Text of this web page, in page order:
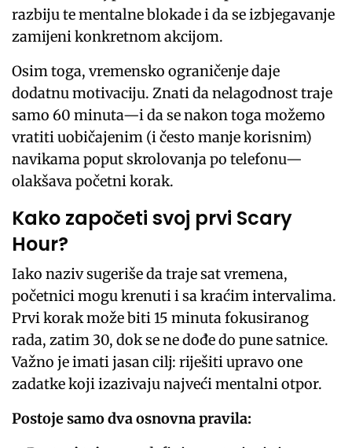
razbiju te mentalne blokade i da se izbjegavanje
zamijeni konkretnom akcijom.
Osim toga, vremensko ograničenje daje
dodatnu motivaciju. Znati da nelagodnost traje
samo 60 minuta—i da se nakon toga možemo
vratiti uobičajenim (i često manje korisnim)
navikama poput skrolovanja po telefonu—
olakšava početni korak.
Kako započeti svoj prvi Scary
Hour?
Iako naziv sugeriše da traje sat vremena,
početnici mogu krenuti i sa kraćim intervalima.
Prvi korak može biti 15 minuta fokusiranog
rada, zatim 30, dok se ne dođe do pune satnice.
Važno je imati jasan cilj: riješiti upravo one
zadatke koji izazivaju najveći mentalni otpor.
Postoje samo dva osnovna pravila: